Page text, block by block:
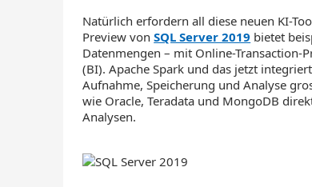
Natürlich erfordern all diese neuen KI-
Preview vonSQL Server 2019 bietet
Datenmengen – mit Online-Transaction-
(BI). Apache Spark und das jetzt
Aufnahme, Speicherung und Analyse
wie Oracle, Teradata und MongoDB
Analysen.